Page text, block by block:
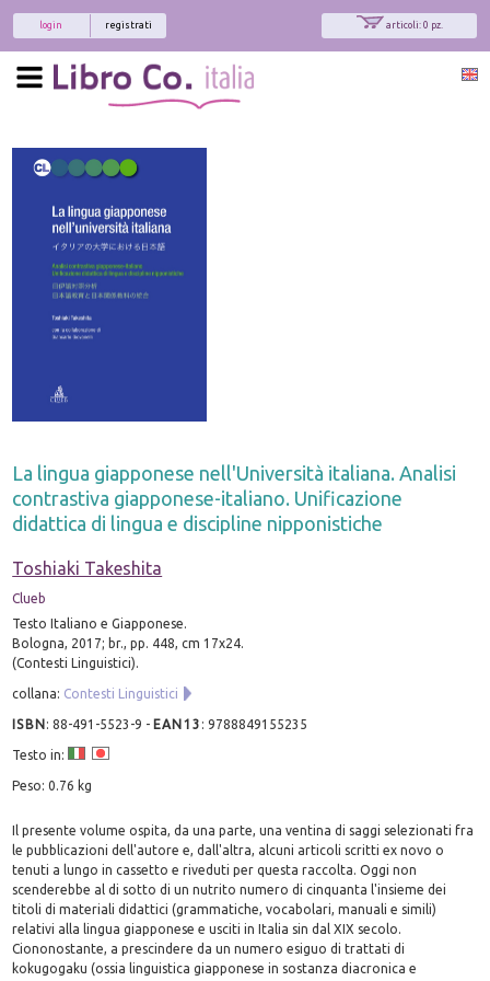
articoli: 0 pz.
registrati
login
La lingua giapponese nell'Università italiana. Analisi
contrastiva giapponese-italiano. Unificazione
didattica di lingua e discipline nipponistiche
Toshiaki Takeshita
Clueb
Testo Italiano e Giapponese.
Bologna, 2017; br., pp. 448, cm 17x24.
(Contesti Linguistici).
collana: Contesti Linguistici
ISBN:88-491-5523-9 - EAN13 :9788849155235
Testo in:
Peso: 0.76 kg
Il presente volume ospita, da una parte, una ventina di saggi selezionati fra
le pubblicazioni dell'autore e, dall'altra, alcuni articoli scritti ex novo o
tenuti a lungo in cassetto e riveduti per questa raccolta. Oggi non
scenderebbe al di sotto di un nutrito numero di cinquanta l'insieme dei
titoli di materiali didattici (grammatiche, vocabolari, manuali e simili)
relativi alla lingua giapponese e usciti in Italia sin dal XIX secolo.
Ciononostante, a prescindere da un numero esiguo di trattati di
kokugogaku (ossia linguistica giapponese in sostanza diacronica e